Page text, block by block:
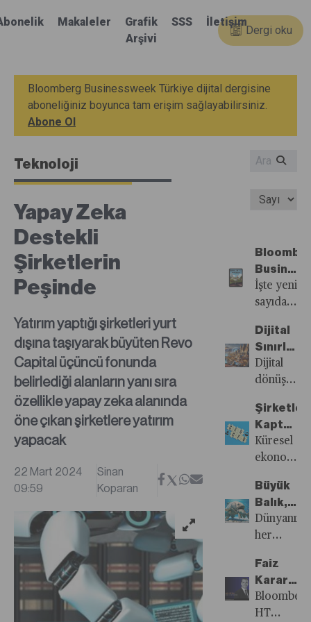
Makaleler
Grafik
Arşivi
SSS İletişim
Dergi oku
Bloomberg Businessweek Türkiye dijital dergisine
aboneliğiniz boyunca tam erişim sağlayabilirsiniz.
Abone Ol
Teknoloji
Yapay Zeka
Destekli
Şirketlerin
Peşinde
Yatırım yaptığı şirketleri yurt
dışına taşıyarak büyüten Revo
Capital üçüncü fonunda
belirlediği alanların yanı sıra
özellikle yapay zeka alanında
öne çıkan şirketlere yatırım
yapacak
22 Mart 2024
09:59
Sinan
Koparan
23.
Yayında!
İşte yeni
sayıdan
çıkanlar...
Dijital
Sınırları
Aşan
Anadolu:
ihracat
ve
Yenilikçi
Dijital
dönüşüm
sadece
teknolojik
bir geçiş
değil,
aynı
zamanda
bir
zihniyet
Kaptan
Köşkleri
Küresel
bir
dönüşüm
yaşadığı
son
yıllarda
şirketler
de
kendine
Büyük
Balık,
Küçük
Balığı
Dünyanın
her
artık
para
pahalı.
Nakdi
Faiz
Kararı
Ne
Bloomberg
HT